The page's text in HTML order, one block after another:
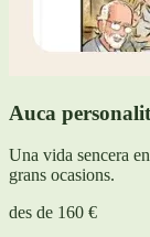
Auca
Una vida sencera
grans ocasions.
des de 160 €